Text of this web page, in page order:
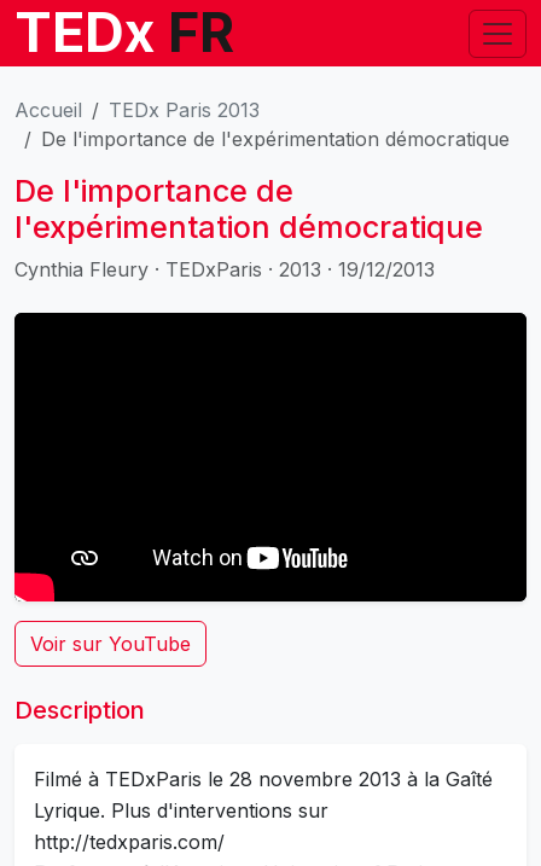
TEDx FR
Accueil
TEDx Paris 2013
De l'importance de l'expérimentation démocratique
De l'importance de
l'expérimentation démocratique
Cynthia Fleury · TEDxParis · 2013 · 19/12/2013
Voir sur YouTube
Description
Filmé à TEDxParis le 28 novembre 2013 à la Gaîté
Lyrique. Plus d'interventions sur
http://tedxparis.com/